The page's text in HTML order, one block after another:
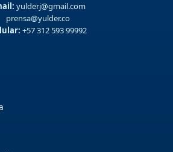
yulderj@gmail.com
prensa@yulder.co
+57 312 593 99992